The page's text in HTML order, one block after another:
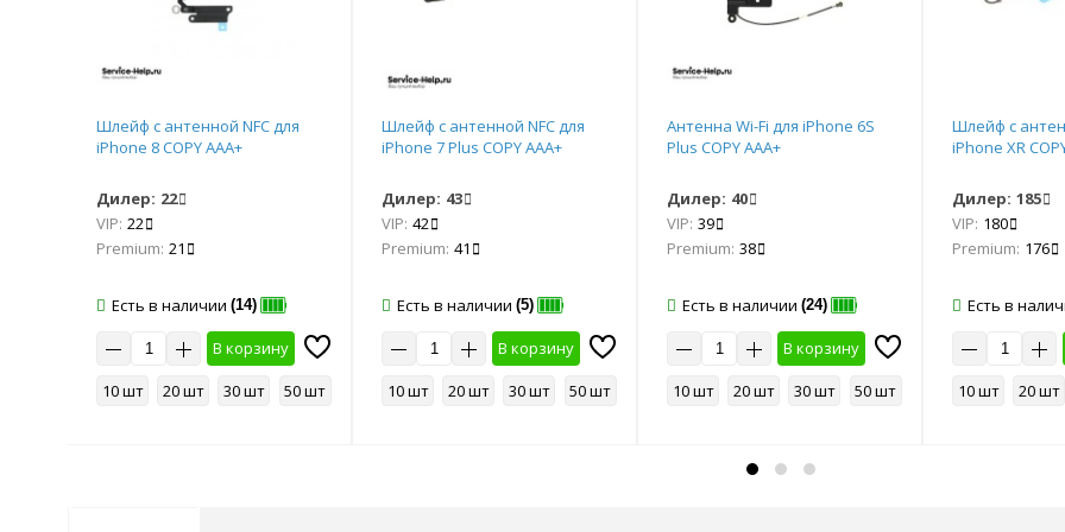
Шлейф с антенной NFC для
iPhone 8 COPY AAA+
Дилер: 22
VIP: 22
Premium: 21
Есть в наличии (14)
В корзину
10 шт
20 шт 30 шт 50 шт
Шлейф с антенной NFC для
iPhone 7 Plus COPY AAA+
Дилер: 43
VIP: 42
Premium: 41
Есть в наличии (5)
В корзину
10 шт
20 шт 30 шт 50 шт
Антенна Wi-Fi для iPhone 6S
Plus COPY AAA+
Дилер: 40
VIP: 39
Premium: 38
Есть в наличии (24)
В корзину
10 шт
20 шт 30 шт 50 шт
Шлейф с
iPhone ХR
Дилер: 185
VIP: 180
Premium: 176
Есть в
10 шт
20 шт